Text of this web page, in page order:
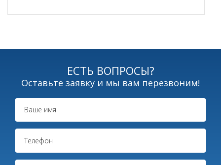
ЕСТЬ ВОПРОСЫ?
Оставьте заявку и мы вам перезвоним!